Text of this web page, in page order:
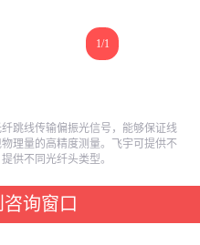
1/1
跳线传输偏振光信号，能够保证线
理量的高精度测量。飞宇可提供不
供不同光纤头类型。
询窗口